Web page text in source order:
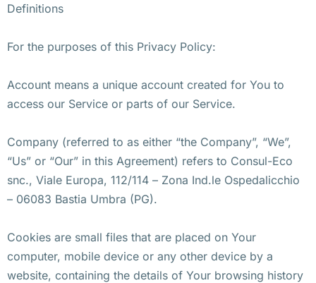
Definitions
For the purposes of this Privacy Policy:
Account means a unique account created for You to
access our Service or parts of our Service.
Company (referred to as either “the Company”, “We”,
“Us” or “Our” in this Agreement) refers to Consul-Eco
snc., Viale Europa, 112/114 – Zona Ind.le Ospedalicchio
– 06083 Bastia Umbra (PG).
Cookies are small files that are placed on Your
computer, mobile device or any other device by a
website, containing the details of Your browsing history